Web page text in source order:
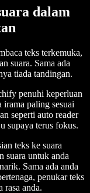
dalam
teks terkemuka,
suara. Sama ada
tiada tandingan.
penuhi keperluan
irama paling sesuai
seperti auto reader
supaya terus fokus.
teks ke suara
suara untuk anda
Sama ada anda
penukar teks
rasa anda.